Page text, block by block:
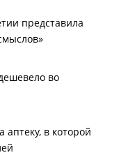
представила
во
аптеку, в которой